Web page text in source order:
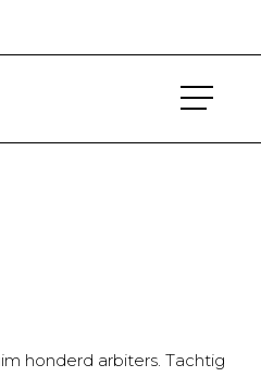
honderd arbiters. Tachtig